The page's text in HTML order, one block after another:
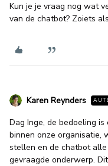
Kun je je vraag nog wat
van de chatbot? Zoiets
Karen Reynders
Dag Inge, de bedoeling
binnen onze organisatie,
stellen en de chatbot
gevraagde onderwerp.